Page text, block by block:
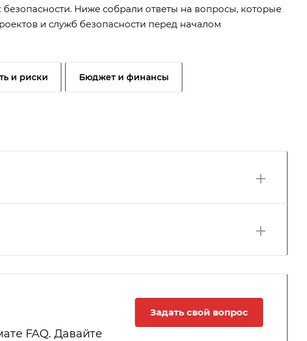
Ниже собрали ответы на вопросы, которые
и служб безопасности перед началом
и риски Бюджет и финансы
FAQ. Давайте
Задать свой вопрос